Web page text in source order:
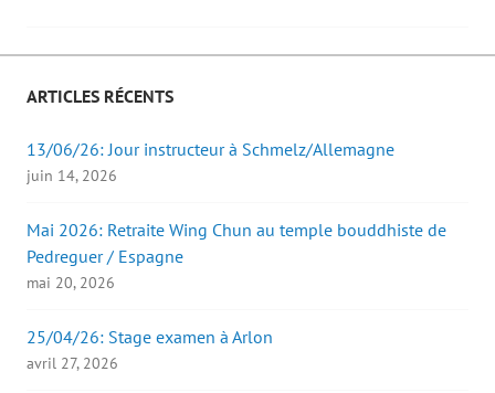
ARTICLES RÉCENTS
13/06/26: Jour instructeur à Schmelz/Allemagne
juin 14, 2026
Mai 2026: Retraite Wing Chun au temple bouddhiste de
Pedreguer / Espagne
mai 20, 2026
25/04/26: Stage examen à Arlon
avril 27, 2026